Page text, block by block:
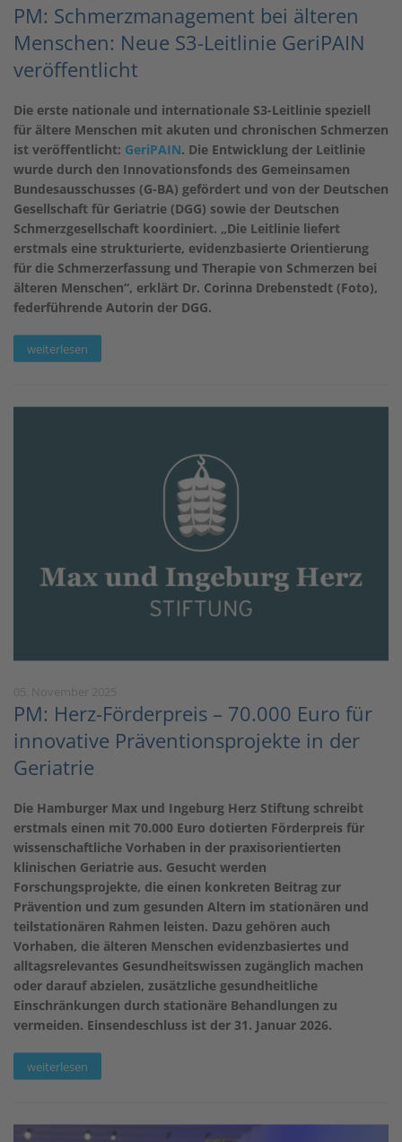
PM: Schmerzmanagement bei älteren
Menschen: Neue S3-Leitlinie GeriPAIN
veröffentlicht
Die erste nationale und internationale S3-Leitlinie speziell
für ältere Menschen mit akuten und chronischen Schmerzen
ist veröffentlicht: GeriPAIN. Die Entwicklung der Leitlinie
wurde durch den Innovationsfonds des Gemeinsamen
Bundesausschusses (G-BA) gefördert und von der Deutschen
Gesellschaft für Geriatrie (DGG) sowie der Deutschen
Schmerzgesellschaft koordiniert. „Die Leitlinie liefert
erstmals eine strukturierte, evidenzbasierte Orientierung
für die Schmerzerfassung und Therapie von Schmerzen bei
älteren Menschen“, erklärt Dr. Corinna Drebenstedt (Foto),
federführende Autorin der DGG.
weiterlesen
PM: Herz-Förderpreis – 70.000 Euro für
innovative Präventionsprojekte in der
Geriatrie
Die Hamburger Max und Ingeburg Herz Stiftung schreibt
erstmals einen mit 70.000 Euro dotierten Förderpreis für
wissenschaftliche Vorhaben in der praxisorientierten
klinischen Geriatrie aus. Gesucht werden
Forschungsprojekte, die einen konkreten Beitrag zur
Prävention und zum gesunden Altern im stationären und
teilstationären Rahmen leisten. Dazu gehören auch
Vorhaben, die älteren Menschen evidenzbasiertes und
alltagsrelevantes Gesundheitswissen zugänglich machen
oder darauf abzielen, zusätzliche gesundheitliche
Einschränkungen durch stationäre Behandlungen zu
vermeiden. Einsendeschluss ist der 31. Januar 2026.
weiterlesen